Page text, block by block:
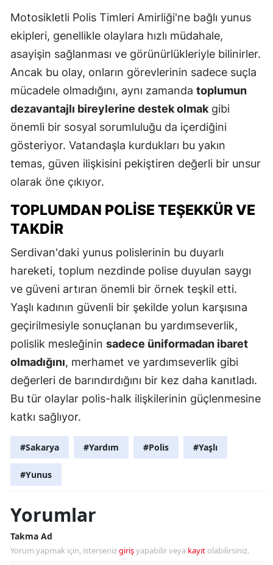
Motosikletli Polis Timleri Amirliği'ne bağlı yunus
ekipleri, genellikle olaylara hızlı müdahale,
asayişin sağlanması ve görünürlükleriyle bilinirler.
Ancak bu olay, onların görevlerinin sadece suçla
mücadele olmadığını, aynı zamanda toplumun
dezavantajlı bireylerine destek olmak gibi
önemli bir sosyal sorumluluğu da içerdiğini
gösteriyor. Vatandaşla kurdukları bu yakın
temas, güven ilişkisini pekiştiren değerli bir unsur
olarak öne çıkıyor.
TOPLUMDAN POLISE TEŞEKKÜR VE
TAKDIR
Serdivan'daki yunus polislerinin bu duyarlı
hareketi, toplum nezdinde polise duyulan saygı
ve güveni artıran önemli bir örnek teşkil etti.
Yaşlı kadının güvenli bir şekilde yolun karşısına
geçirilmesiyle sonuçlanan bu yardımseverlik,
polislik mesleğinin sadece üniformadan ibaret
olmadığını, merhamet ve yardımseverlik gibi
değerleri de barındırdığını bir kez daha kanıtladı.
Bu tür olaylar polis-halk ilişkilerinin güçlenmesine
katkı sağlıyor.
#Sakarya #Yardım #Polis #Yaşlı
#Yunus
Yorumlar
Takma Ad
Yorum yapmak için, istersenizgirişyapabilir veya kayıt olabilirsiniz.